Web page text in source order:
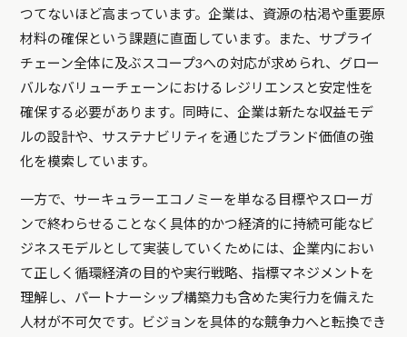
つてないほど高まっています。企業は、資源の枯渇や重要原
材料の確保という課題に直面しています。また、サプライ
チェーン全体に及ぶスコープ3への対応が求められ、グロー
バルなバリューチェーンにおけるレジリエンスと安定性を
確保する必要があります。同時に、企業は新たな収益モデ
ルの設計や、サステナビリティを通じたブランド価値の強
化を模索しています。
一方で、サーキュラーエコノミーを単なる目標やスローガ
ンで終わらせることなく具体的かつ経済的に持続可能なビ
ジネスモデルとして実装していくためには、企業内におい
て正しく循環経済の目的や実行戦略、指標マネジメントを
理解し、パートナーシップ構築力も含めた実行力を備えた
人材が不可欠です。ビジョンを具体的な競争力へと転換でき